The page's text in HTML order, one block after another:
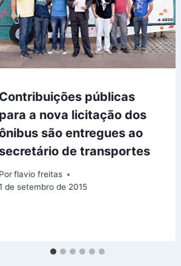
Contribuições públicas
para a nova licitação dos
são entregues ao
secretário de transportes
Por flavio freitas
de setembro de 2015